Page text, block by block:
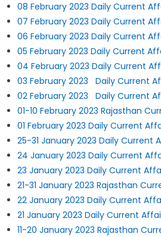
08 February 2023 Daily Current
07 February 2023 Daily Current
06 February 2023 Daily Current
05 February 2023 Daily Current
04 February 2023 Daily Current
03 February 2023 Daily Current
02 February 2023 Daily Current
01-10 February 2023 Rajasthan
01 February 2023 Daily Current
25-31 January 2023 Daily Current
24 January 2023 Daily Current
23 January 2023 Daily Current
21-31 January 2023 Rajasthan
22 January 2023 Daily Current
21 January 2023 Daily Current
11-20 January 2023 Rajasthan